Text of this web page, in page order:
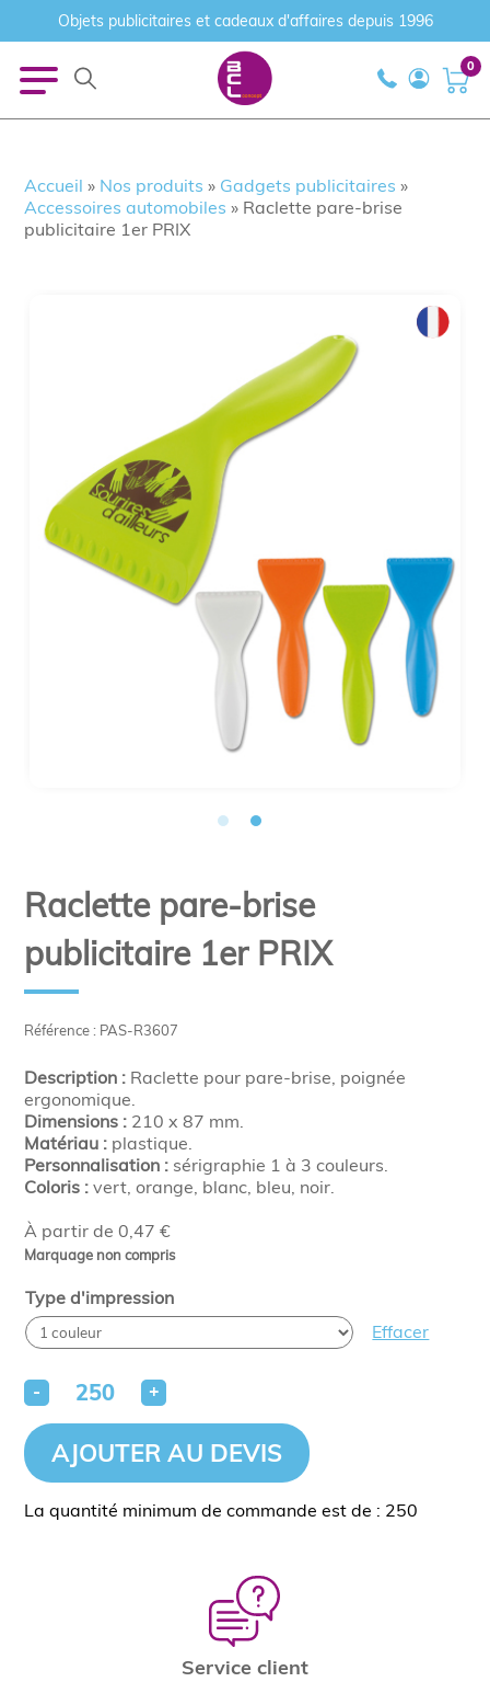
Objets publicitaires et cadeaux d'affaires depuis 1996
0
Accueil » Nos produits » Gadgets publicitaires »
Accessoires automobiles » Raclette pare-brise
publicitaire 1er PRIX
Référence : PAS-R3607
À partir de 0,47 €
Marquage non compris
Raclette pare-brise
publicitaire 1er PRIX
Description : Raclette pour pare-brise, poignée
ergonomique.
Dimensions : 210 x 87 mm.
Matériau : plastique.
Personnalisation : sérigraphie 1 à 3 couleurs.
Coloris : vert, orange, blanc, bleu, noir.
Type d'impression
Effacer
- +
AJOUTER AU DEVIS
La quantité minimum de commande est de : 250
Service client